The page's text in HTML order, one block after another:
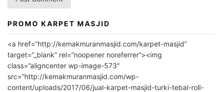
A
l
r
n
PROMO KARPET MASJID
<a href=”http://kemakmuranmasjid.com/karpet-masjid”
target=”_blank” rel=”noopener noreferrer”><img
class=”aligncenter wp-image-573″
src=”http://kemakmuranmasjid.com/wp-
content/uploads/2017/06/jual-karpet-masjid-turki-tebal-roll-